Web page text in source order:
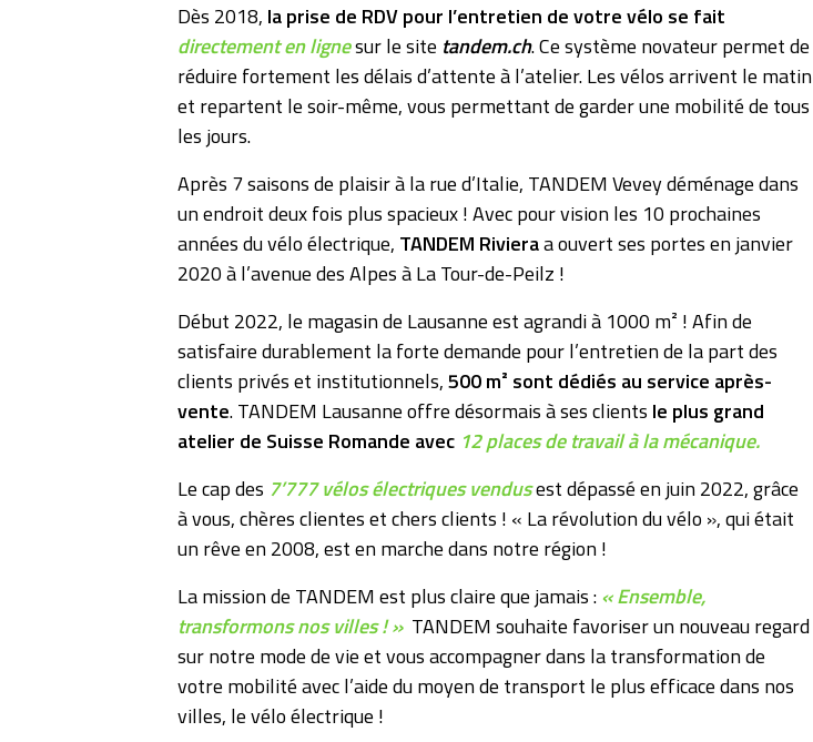
Dès 2018, la prise de RDV pour l’entretien de votre vélo se fait
directement en lignesur le site tandem.ch. Ce système novateur permet de
réduire fortement les délais d’attente à l’atelier. Les vélos arrivent le matin
et repartent le soir-même, vous permettant de garder une mobilité de tous
les jours.
Après 7 saisons de plaisir à la rue d’Italie, TANDEM Vevey déménage dans
un endroit deux fois plus spacieux ! Avec pour vision les 10 prochaines
années du vélo électrique, TANDEM Rivieraa ouvert ses portes en janvier
2020 à l’avenue des Alpes à La Tour-de-Peilz !
Début 2022, le magasin de Lausanne est agrandi à 1000 m² ! Afin de
satisfaire durablement la forte demande pour l’entretien de la part des
clients privés et institutionnels,500 m² sont dédiés au service après-
vente. TANDEM Lausanne offre désormais à ses clients le plus grand
atelier de Suisse Romande avec 12 places de travail à la mécanique.
Le cap des 7’777 vélos électriques vendusest dépassé en juin 2022, grâce
à vous, chères clientes et chers clients ! « La révolution du vélo », qui était
un rêve en 2008, est en marche dans notre région !
La mission de TANDEM est plus claire que jamais :« Ensemble,
transformons nos villes ! » TANDEM souhaite favoriser un nouveau regard
sur notre mode de vie et vous accompagner dans la transformation de
votre mobilité avec l’aide du moyen de transport le plus efficace dans nos
villes, le vélo électrique !